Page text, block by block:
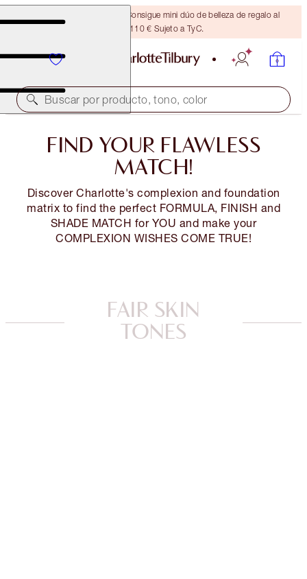
¡ÚLTIMA OPORTUNIDAD! Consigue mini dúo de belleza de regalo al
gastar 110 € Sujeto a TyC.
Buscar por producto, tono, color
FIND YOUR FLAWLESS
MATCH!
Discover Charlotte's complexion and foundation
matrix to find the perfect FORMULA, FINISH and
SHADE MATCH for YOU and make your
COMPLEXION WISHES COME TRUE!
FAIR SKIN
TONES